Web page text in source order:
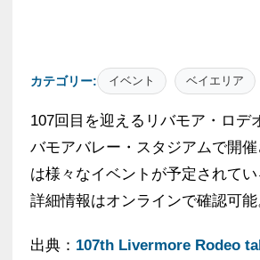
カテゴリー: イベント ベイエリア
107回目を迎えるリバモア・ロデ
バモアバレー・スタジアムで開
は様々なイベントが予定されて
詳細情報はオンラインで確認可能
出典： 107th Livermore Rodeo